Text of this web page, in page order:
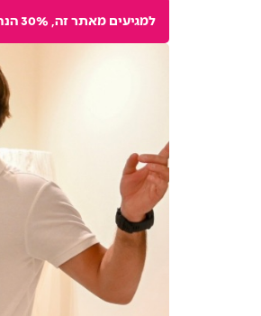
למגיעים מאתר זה, 30% הנחה לתהליך אימון מנטלי מלא ולסדנה הקבוצתית.